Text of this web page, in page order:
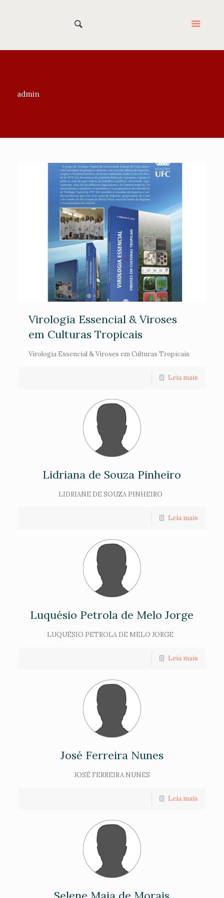
admin
Virologia Essencial & Viroses
em Culturas Tropicais
Virologia Essencial & Viroses em Culturas Tropicais
Leia mais
Lidriana de Souza Pinheiro
LIDRIANE DE SOUZA PINHEIRO
Leia mais
Luquésio Petrola de Melo Jorge
LUQUÉSIO PETROLA DE MELO JORGE
Leia mais
José Ferreira Nunes
JOSÉ FERREIRA NUNES
Leia mais